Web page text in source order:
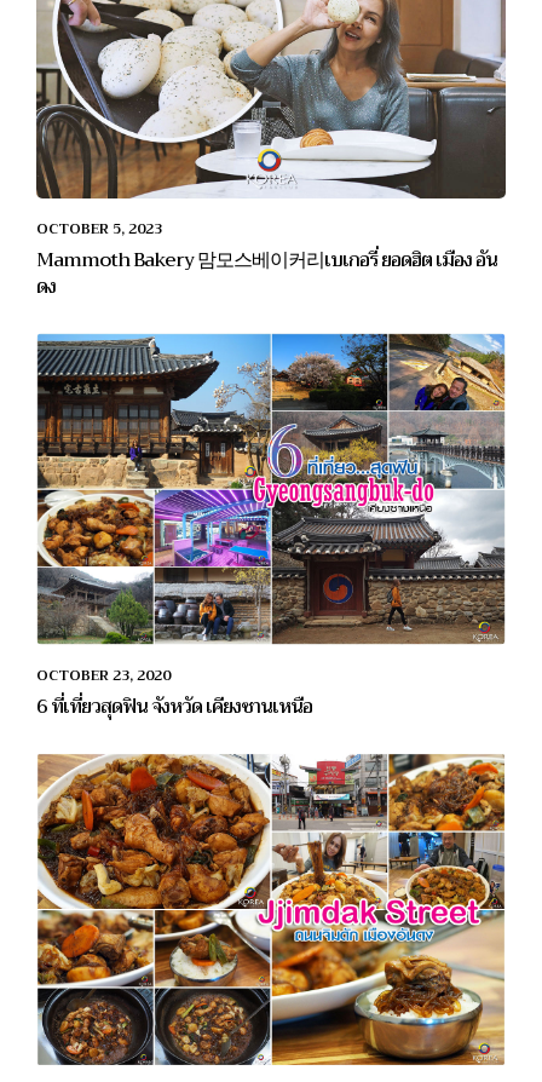
OCTOBER 5, 2023
Mammoth Bakery 맘모스베이커리เบเกอรี่ ยอดฮิต เมือง อัน
ดง
OCTOBER 23, 2020
6 ที่เที่ยวสุดฟิน จังหวัด เคียงซานเหนือ